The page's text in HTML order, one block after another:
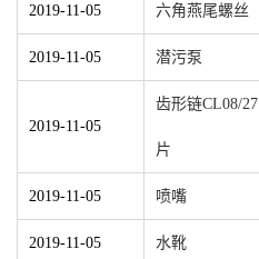
2019-11-05 六角燕尾螺丝
2019-11-05 潜污泵
2019-11-05
齿形链CL08/27
片
2019-11-05 喷嘴
2019-11-05 水靴